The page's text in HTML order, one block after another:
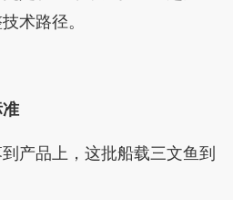
术路径。
产品上，这批船载三文鱼到